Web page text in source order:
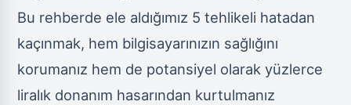
Bu rehberde ele aldığımız 5 tehlikeli hatadan
kaçınmak, hem bilgisayarınızın sağlığını
korumanız hem de potansiyel olarak yüzlerce
liralık donanım hasarından kurtulmanız